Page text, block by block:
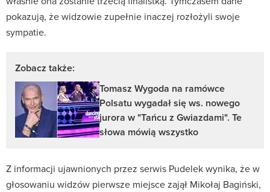
pokazują, że widzowie zupełnie inaczej rozłożyli swoje
sympatie.
Zobacz także:
Tomasz Wygoda na ramówce
Polsatu wygadał się ws. nowego
jurora w "Tańcu z Gwiazdami". Te
słowa mówią wszystko
Z informacji ujawnionych przez serwis Pudelek wynika, że w
głosowaniu widzów pierwsze miejsce zajął Mikołaj Bagiński,